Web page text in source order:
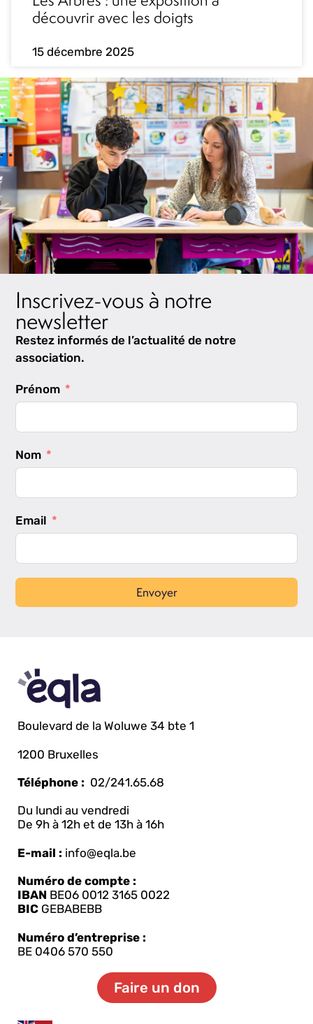
découvrir avec les doigts
15 décembre 2025
Inscrivez-vous à notre
newsletter
Restez informés de l’actualité de notre
association.
Prénom
Nom
Email
Envoyer
Boulevard de la Woluwe 34 bte 1
1200 Bruxelles
Téléphone : 02/241.65.68
Du lundi au vendredi
De 9h à 12h et de 13h à 16h
E-mail : info@eqla.be
Numéro de compte :
IBAN BE06 0012 3165 0022
BIC GEBABEBB
Numéro d’entreprise :
BE 0406 570 550
Faire un don